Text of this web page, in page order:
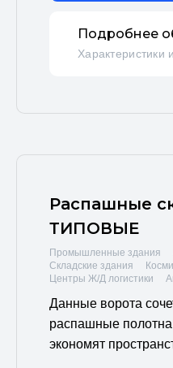
Подробнее
Характеристики
Распашные
ТИПОВЫЕ
Промышленные здания
Складские здания
Центры Ж/Д логистики
Данные ворота
распашные
экономят